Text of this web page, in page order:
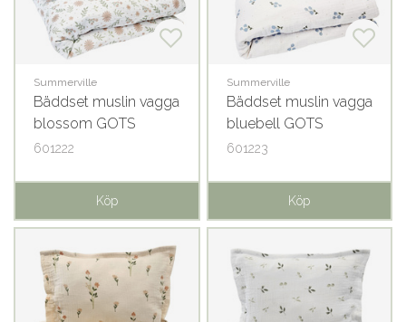
Summerville
Bäddset muslin vagga
blossom GOTS
601222
Köp
Summerville
Bäddset muslin vagga
bluebell GOTS
601223
Köp